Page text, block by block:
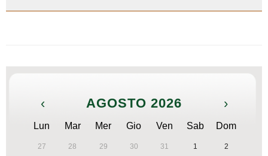
‹ AGOSTO 2026 ›
Lun Mar Mer Gio Ven Sab Dom
27 28 29 30 31 1 2